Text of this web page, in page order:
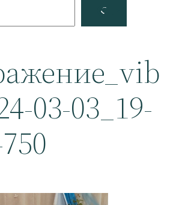
Facebook
03-03_19-